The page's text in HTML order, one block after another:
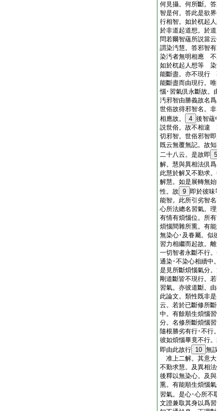
何見攝。何所斷。
智是何。答此是欲
行相智。如於杌起
於非道起道想。於
問若爾智蘊所説當
謂染汚慧。答邪智
染汚者無明相應 不
如於杌起人想等 染
能斷盡。亦不現行
能斷盡而由現行。
惱･習氣倶永斷故
汚邪智由勝義故名
世俗故得邪智名。
相應故。
4 後智蘊
説世俗。故不相違
切邪智。世俗邪智
既云無覆無記。故
二十八云。是故即 5
解。慧與異相法倶
此慧於解又不勤求
解慧。如是展轉無
性。故 9 即於彼
能智。此所引劣智
心所法總名習氣。
有情有煩惱位。所
煩惱間雜所熏。有
無染心･及眷屬。似
習力相繼而起故。
一切智者永斷不行
通染･不染心相續中
是見所斷煩惱氣分
剛道斷皆不現行。
習氣。亦彼道斷。
此論文。類性既非
云。若於已斷修所
中。有餘順生煩惱
分。名修所斷煩惱
隨根勝劣有行･不行
彼如煩惱畢竟不行
即由此故行 10 無
准上二解。其意
不勤求慧。及異相
後釋以無染心。及
熏。有能順生煩惱
習氣。是心･心所
文證兼取其身以爲